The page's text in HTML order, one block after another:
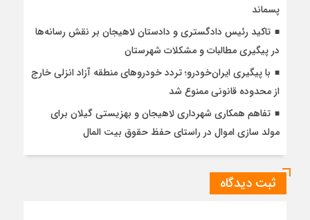
پسماند
تاکید رئیس دادگستری و دادستان لاهیجان بر نقش رسانه‌ها
در پیگیری مطالبات و مشکلات شهرستان
با پیگیری ایران‌خودرو؛ تردد خودروهای منطقه آزاد انزلی خارج
از محدوده قانونی ممنوع شد
تفاهم همکاری شهرداری لاهیجان و بهزیستی گیلان برای
مولد سازی اموال در راستای حفظ حقوق بیت المال
ثبت دیدگاه